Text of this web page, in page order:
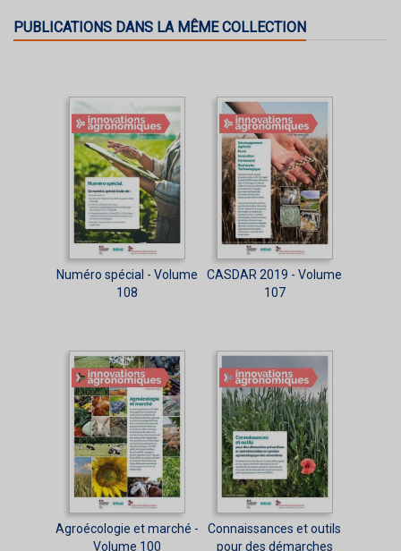
PUBLICATIONS DANS LA MÊME COLLECTION
Numéro spécial - Volume
108
CASDAR 2019 - Volume
107
Agroécologie et marché -
Volume 100
Connaissances et outils
pour des démarches